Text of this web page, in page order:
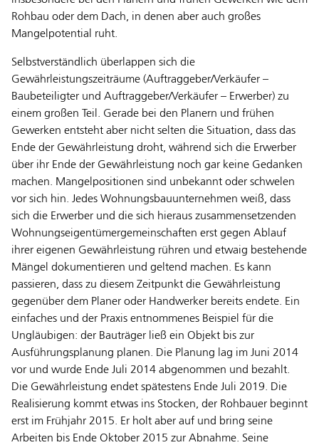
Rohbau oder dem Dach, in denen aber auch großes
Mangelpotential ruht.
Selbstverständlich überlappen sich die
Gewährleistungszeiträume (Auftraggeber/Verkäufer –
Baubeteiligter und Auftraggeber/Verkäufer – Erwerber) zu
einem großen Teil. Gerade bei den Planern und frühen
Gewerken entsteht aber nicht selten die Situation, dass das
Ende der Gewährleistung droht, während sich die Erwerber
über ihr Ende der Gewährleistung noch gar keine Gedanken
machen. Mangelpositionen sind unbekannt oder schwelen
vor sich hin. Jedes Wohnungsbauunternehmen weiß, dass
sich die Erwerber und die sich hieraus zusammensetzenden
Wohnungseigentümergemeinschaften erst gegen Ablauf
ihrer eigenen Gewährleistung rühren und etwaig bestehende
Mängel dokumentieren und geltend machen. Es kann
passieren, dass zu diesem Zeitpunkt die Gewährleistung
gegenüber dem Planer oder Handwerker bereits endete. Ein
einfaches und der Praxis entnommenes Beispiel für die
Ungläubigen: der Bauträger ließ ein Objekt bis zur
Ausführungsplanung planen. Die Planung lag im Juni 2014
vor und wurde Ende Juli 2014 abgenommen und bezahlt.
Die Gewährleistung endet spätestens Ende Juli 2019. Die
Realisierung kommt etwas ins Stocken, der Rohbauer beginnt
erst im Frühjahr 2015. Er holt aber auf und bring seine
Arbeiten bis Ende Oktober 2015 zur Abnahme. Seine